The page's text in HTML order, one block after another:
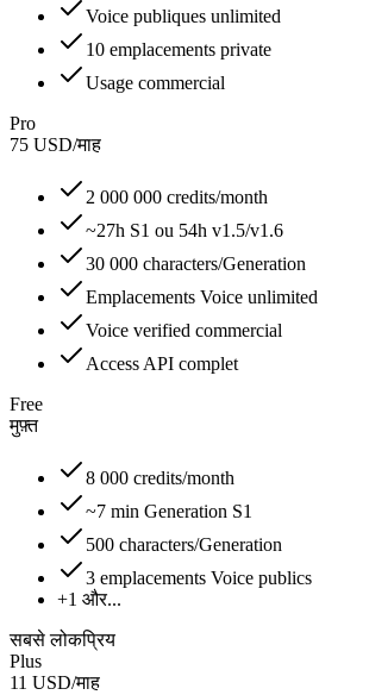
Voice publiques unlimited
10 emplacements private
Usage commercial
Pro
75 USD/माह
2 000 000 credits/month
~27h S1 ou 54h v1.5/v1.6
30 000 characters/Generation
Emplacements Voice unlimited
Voice verified commercial
Access API complet
Free
मुफ़्त
8 000 credits/month
~7 min Generation S1
500 characters/Generation
3 emplacements Voice publics
+1 और...
सबसे लोकप्रिय
Plus
11 USD/माह